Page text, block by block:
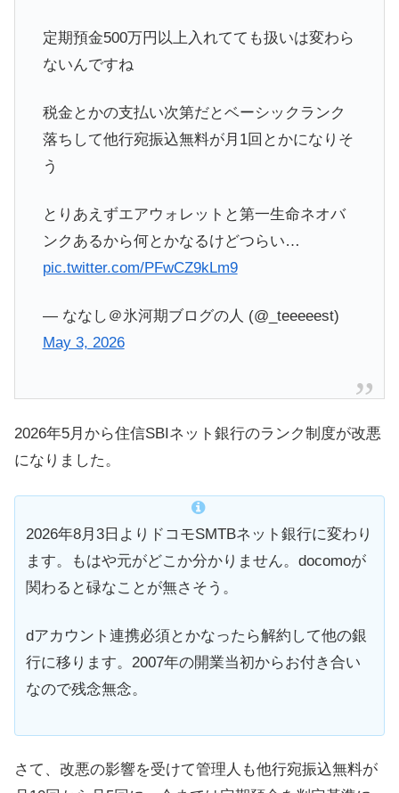
定期預金500万円以上入れてても扱いは変わら
ないんですね
税金とかの支払い次第だとベーシックランク
落ちして他行宛振込無料が月1回とかになりそ
う
とりあえずエアウォレットと第一生命ネオバ
ンクあるから何とかなるけどつらい…
pic.twitter.com/PFwCZ9kLm9
— ななし＠氷河期ブログの人 (@_teeeeest)
May 3, 2026
2026年5月から住信SBIネット銀行のランク制度が改悪
になりました。
2026年8月3日よりドコモSMTBネット銀行に変わり
ます。もはや元がどこか分かりません。docomoが
関わると碌なことが無さそう。
dアカウント連携必須とかなったら解約して他の銀
行に移ります。2007年の開業当初からお付き合い
なので残念無念。
さて、改悪の影響を受けて管理人も他行宛振込無料が